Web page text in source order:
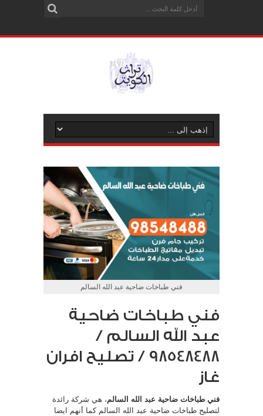
فني طباخات ضاحية عبد الله السالم
فني طباخات ضاحية
عبد الله السالم /
98548488 / تصليح افران
غاز
فني طباخات ضاحية عبد الله السالم، هي شركة رائدة
لتصليح طباخات ضاحية عبد الله السالم كما أنهم ايضا